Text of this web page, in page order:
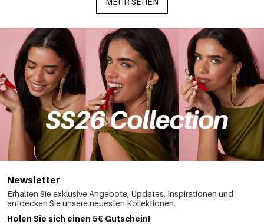
Newsletter
Erhalten Sie exklusive Angebote, Updates, Inspirationen und
entdecken Sie unsere neuesten Kollektionen.
Holen Sie sich einen 5€ Gutschein!